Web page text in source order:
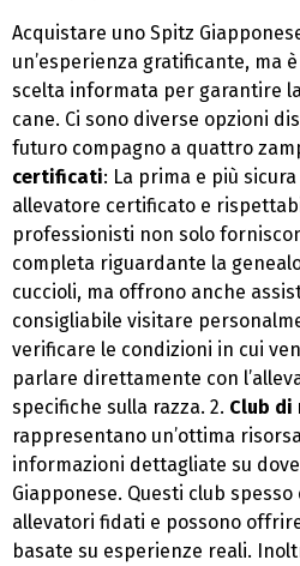
Acquistare uno Spitz
un’esperienza gratificante, ma
scelta informata per garantire
cane. Ci sono diverse opzioni
futuro compagno a quattro
certificati: La prima e più
allevatore certificato e
professionisti non solo
completa riguardante la
cuccioli, ma offrono anche
consigliabile visitare
verificare le condizioni in cui
parlare direttamente con
specifiche sulla razza. 2. Club di
rappresentano un’ottima
informazioni dettagliate su
Giapponese. Questi club
allevatori fidati e possono
basate su esperienze reali.